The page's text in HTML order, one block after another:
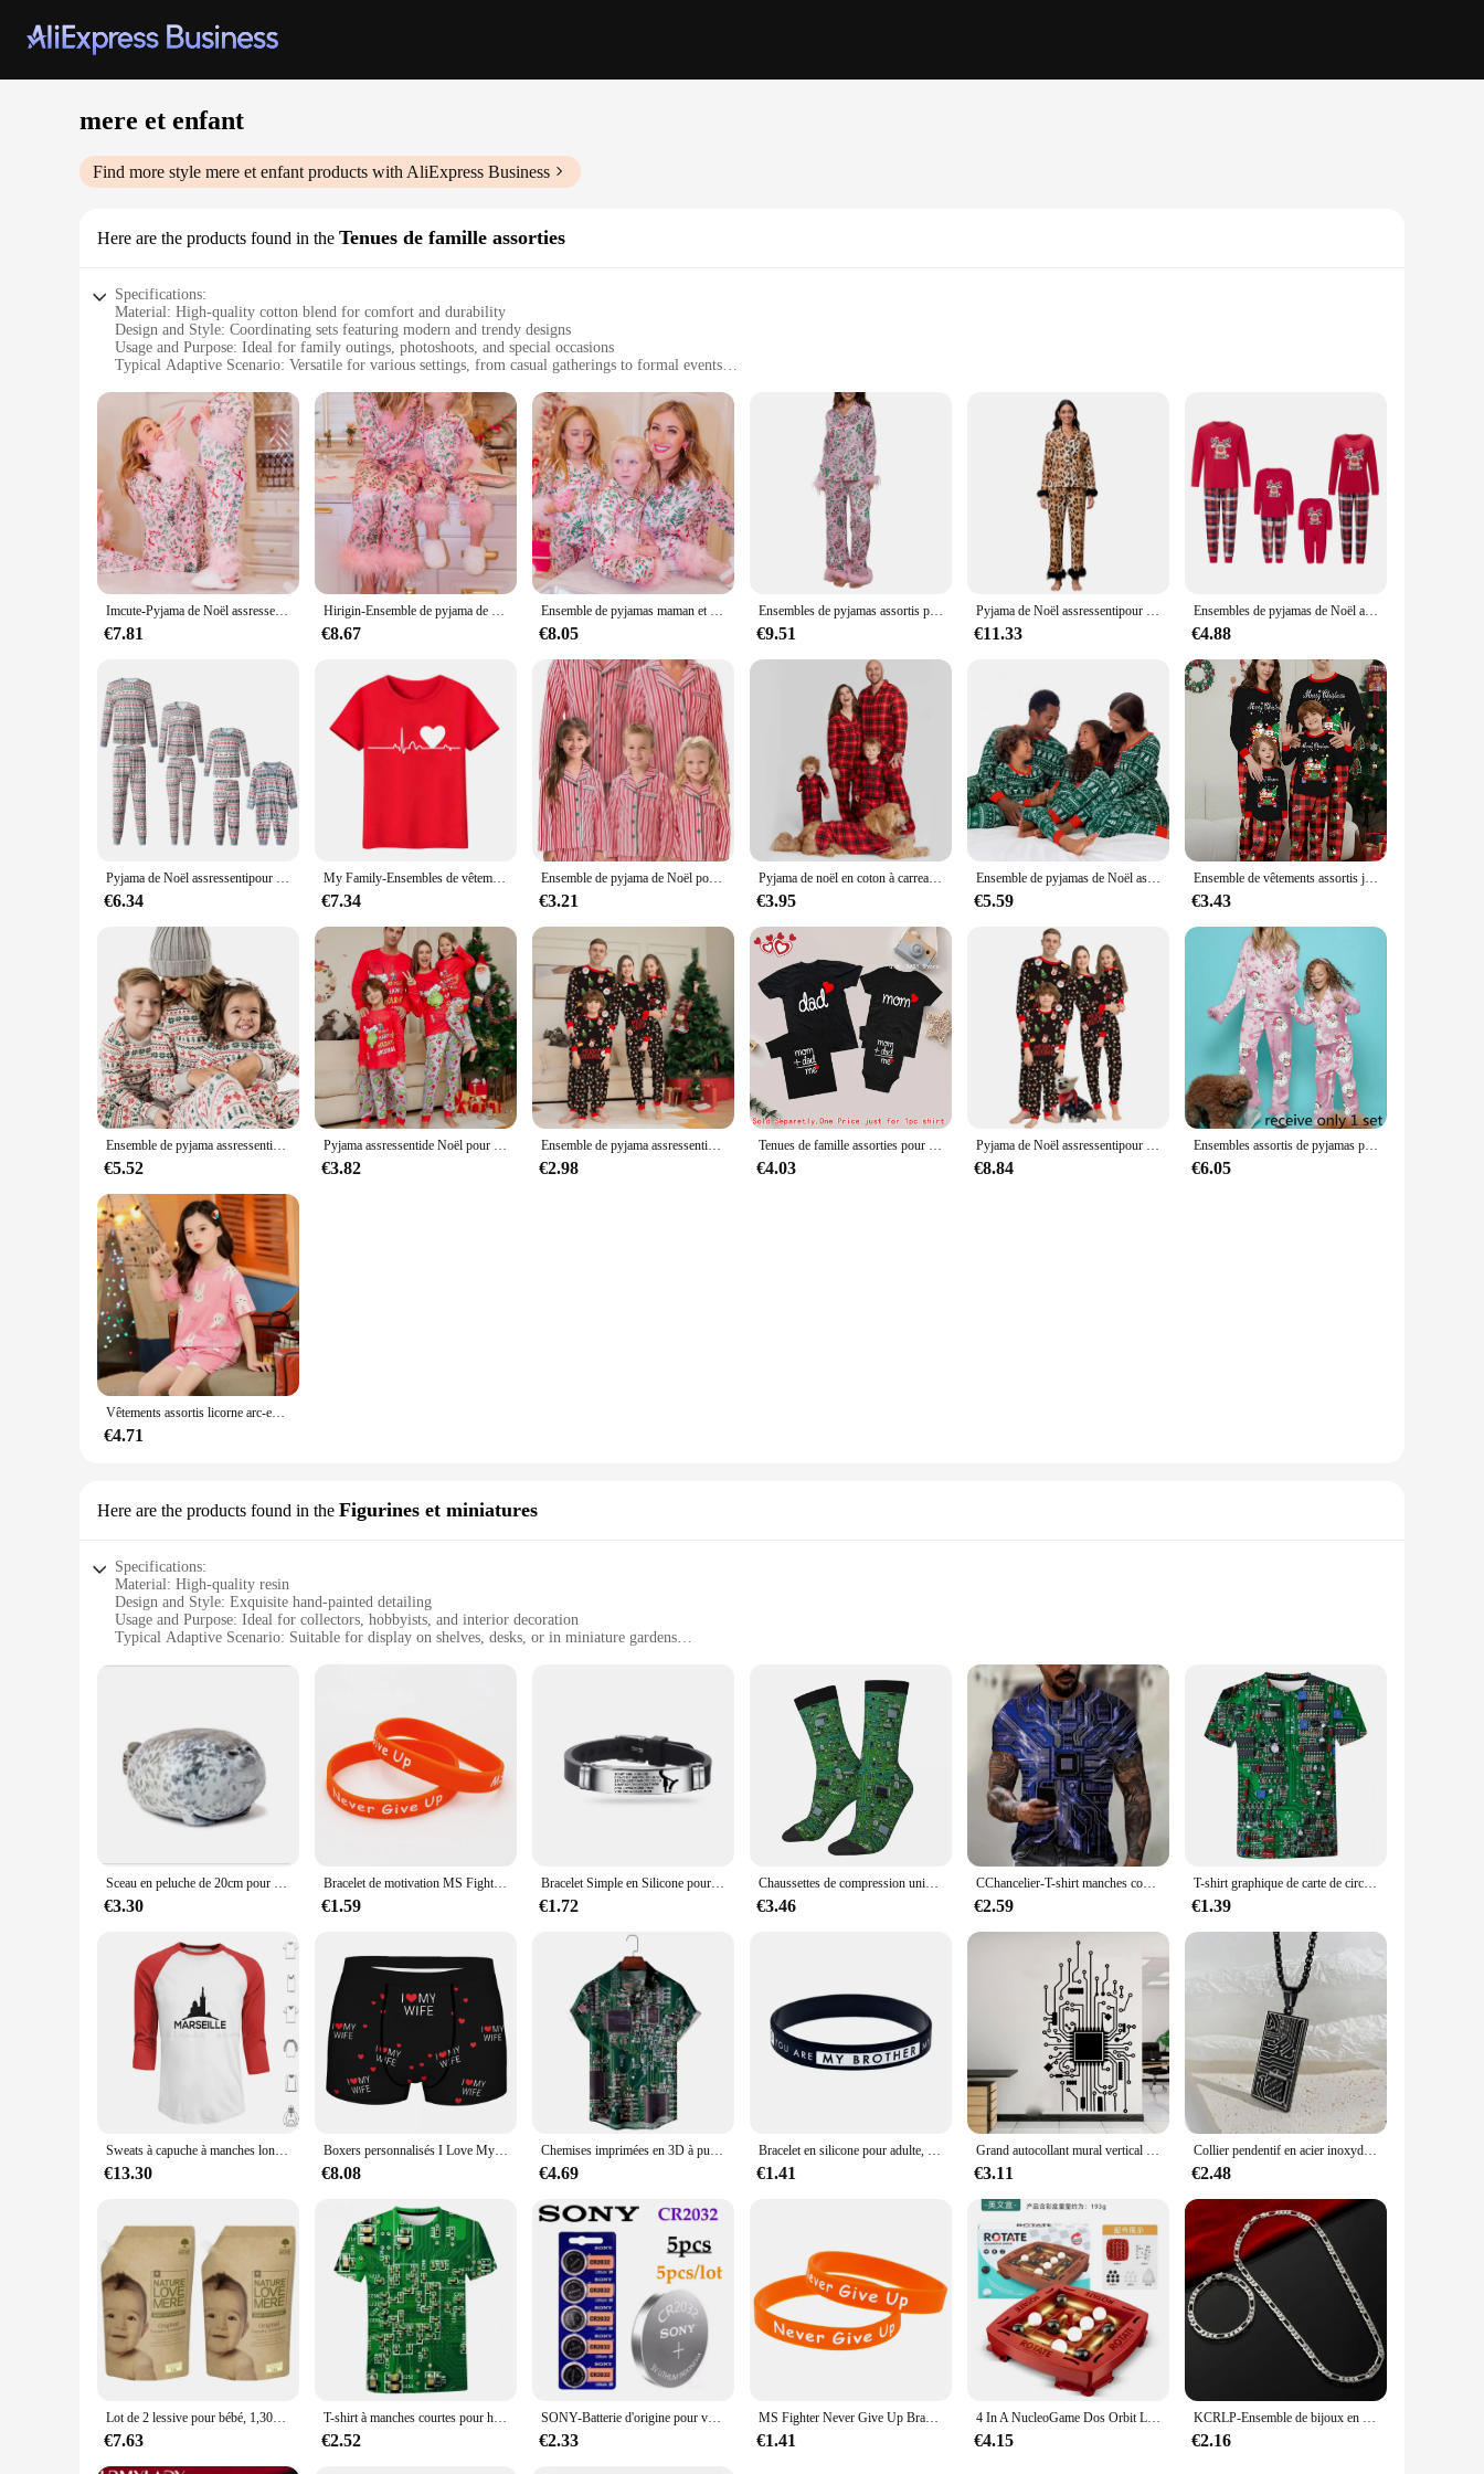
mere et enfant
Find more style mere et enfant products with AliExpress Business
Here are the products found in the Tenues de famille assorties
Specifications:
Material: High-quality cotton blend for comfort and durability
Design and Style: Coordinating sets featuring modern and trendy designs
Usage and Purpose: Ideal for family outings, photoshoots, and special occasions
Typical Adaptive Scenario: Versatile for various settings, from casual gatherings to formal events
Performance and Property: Easy-care fabric ensures lasting wear and easy maintenance
Features:
**Unmatched Comfort and Style**
The mere et enfant collection is a testament to the harmonious blend of comfort and style. Designed with the modern family in mind, these sets are crafted from a premium cotton blend that offers
both softness and durability. Whether you're dressing up for a family photo session or looking for coordinating outfits for a special event, these sets are perfect for creating lasting memories. The
modern designs are not only trendy but also versatile, ensuring that your family looks stylish and put-together in any setting.
**Versatility for Every Occasion**
The mere et enfant sets are designed to cater to a variety of occasions, from casual outings to more formal events. The coordinating styles ensure that parents and children can dress alike, creating a
sense of unity and togetherness. The ease of care for these garments means that they can be washed and worn again and again, making them a practical choice for busy families. The collection includes
a range of sizes, ensuring that everyone from the youngest to the oldest family member can find the perfect fit.
**A Seamless Shopping Experience**
offer competitive pricing and a wide selection to meet the diverse needs of your clientele. Whether you're a retailer looking to expand your family apparel offerings or a vendor seeking to provide
unique and fashionable options for your customers, the mere et enfant sets are an excellent choice. Embrace the joy of dressing your family in coordinated style with these wholesale sets, available for
sale now.
Imcute-Pyjama de Noël assressentimaman et moi, garniture en plumes, chemise et pantalon, ensembles de sommeil pour mère et fille, 2 pièces
€7.81
Hirigin-Ensemble de pyjama de Noël maman et moi, garniture en plumes, manches longues, boutonné, vêtements de nuit assortis pour mère et fille
€8.67
Ensemble de pyjamas maman et moi pour femmes, olympiques de détente 2 pièces pour filles, imprimé feuilles, ensemble de pantalons en Y, vêtements de nuit assortis pour la famille
€8.05
Ensembles de pyjamas assortis pour la famille de Noël, maman et moi, imprimé feuilles, garniture en plumes, manches longues, chemises à boutons, pantalons, olympiques de détente
€9.51
Pyjama de Noël assressentipour la famille, imprimé léopard, plaid, père Noël, garniture en plumes, chemises et pantalons, nouvel an, Noël, mère et enfants
€11.33
Ensembles de pyjamas de Noël assortis pour la famille, vêtements de nuit cerf mignons, tenues de look de famille, mère, fille, père, fils, bébé, adulte, enfants
€4.88
Pyjama de Noël assressentipour la famille, nouvel an, Noël, père, mère, enfants, ensemble de vêtements pour bébé, papa, colonne vertébrale et fille, tenue de pyjama pour fils, 2024
€6.34
My Family-Ensembles de vêtements d'été pour mère et fille, t-shirt à manches courtes, look de famille, maman, papa, bébé, enfants, mode
€7.34
Ensemble de pyjama de Noël pour la famille, imprimé rayé, mère, enfants, vêtements assortis, chemise à boutons, vêtements FJChildren, look de Noël
€3.21
Pyjama de noël en coton à carreaux pour la famille, vêtements assortis pour mère, père, bébé, enfants et chiens
€3.95
Ensemble de pyjamas de Noël assortis pour la famille, vêtements de détente pour enfants, pyjamas pour bébé, tenues pour mère, vêtements de nuit pour enfants, offre spéciale, hiver
€5.59
Ensemble de vêtements assortis joyeux Noël pour enfants, pyjama familial imprimé dessin animé, vêtements de détente doux mignons, tenues de look de Noël, pyjamas, mère, père
€3.43
Ensemble de pyjama assressentià imprimé wapiti pour la famille, vêtements de détente d'hiver, pyjamas pour enfants, look mère et fille, tenues de Noël, 2024
€5.52
Pyjama assressentide Noël pour la famille, pyjama imprimé dessin animé GRC, ensemble de vêtements pour adultes et enfants, combinaison bébé, vêtements pour chiens, tenue de Noël, 2024
€3.82
Ensemble de pyjama assressentipour la famille de Noël, pyjama imprimé cerf et père Noël, vêtements pour adultes et enfants, tenue de Noël, combinaison bébé, vêtements pour chiens, 2024
€2.98
Tenues de famille assorties pour papa, fille et fils, t-shirt pour papa et moi, vêtements pour enfants
€4.03
Pyjama de Noël assressentipour la famille, mère, enfants, bébé, ensemble de pyjamas, look, vêtements de nuit, mère, fille, père, fils, tenue, 2025
€8.84
Ensembles assortis de pyjamas pour mère et fille, manteaux Hasaki, manches longues, col à revers, pantalon à taille élastique, tenue de nuit d'automne, 2 pièces
€6.05
Vêtements assortis licorne arc-en-ciel pour mère et fille, pyjamas d'été pour famille, vêtements de nuit pour enfants, ensemble mère et fille
€4.71
Here are the products found in the Figurines et miniatures
Specifications:
Material: High-quality resin
Design and Style: Exquisite hand-painted detailing
Usage and Purpose: Ideal for collectors, hobbyists, and interior decoration
Typical Adaptive Scenario: Suitable for display on shelves, desks, or in miniature gardens
**Captivating Craftsmanship**
The mere et enfant Figurines et miniatures collection is a testament to the art of miniature design. Each piece is meticulously crafted from high-quality resin, ensuring durability and a long-lasting
appeal. The exquisite hand-painted detailing brings these figurines to life, making them not just collectibles but works of art. Whether you're a seasoned collector or looking to add a touch of whimsy
to your home decor, these figurines are designed to captivate and delight.
**Versatile Display Options**
The mere et enfant Figurines et miniatures are versatile in their display options. They can be showcased on shelves, desks, or even in miniature gardens, adding a charming touch to any setting. Their
intricate design and delicate size make them perfect for creating a fairy-tale atmosphere in any room. The sets come in various sizes, allowing you to choose the perfect arrangement for your space.
**A Treasure for Collectors and Hobbyists**
These figurines are not just decorative pieces; they are treasures for collectors and hobbyists alike. They are ideal for those who appreciate the intricate details and craftsmanship of miniature art. The
or to stock your store, these figurines are sure to delight.
Sceau en peluche de 20cm pour mère et fils, jouet à fermeture éclair pour garçons et filles, cadeaux de noël et d'Halloween, décoration de la maison, nouveauté 2024
€3.30
Bracelet de motivation MS Fighter, en Silicone, Orange, cadeaux, 1 pièce, offre spéciale, SH153
€1.59
Bracelet Simple en Silicone pour hommes, longueur réglable, pour le Courage de papa, maman et mon fils
€1.72
Chaussettes de compression unisexes vintage pour hommes, chaussettes d'équipage sans couture, motif informatique, circuit imprimé informatique, technologie Gamer Data IT, style de rue
€3.46
CChancelier-T-shirt manches courtes pour hommes, estival et à la mode, avec impression 3D et circuit imprimé, grande taille
€2.59
T-shirt graphique de carte de circuit imprimé 3D pour hommes et femmes, t-shirts créatifs, t-shirts de gym, t-shirts décontractés, puce électronique, été
€1.39
Sweats à capuche à manches longues Marseille, Bonne Mère, Notre Dame de la Garde, Papa, Marseille Om O M Vélol'enveloppe
€13.30
Boxers personnalisés I Love My Wife pour hommes, sous-vêtements personnalisés, petit ami, mari, slip avec visage, cadeau drôle, Saint Valentin
€8.08
Chemises imprimées en 3D à puce électronique pour hommes, vêtements vintage pour hommes, chemisiers à manches courtes avec bouton, personnalité masculine, Y-
€4.69
Bracelet en silicone pour adulte, taille adulte, You Are My Brother, You Are Not My Friend, 1 PC
€1.41
Grand autocollant mural vertical pour Geek, décalcomanie, carte de circuit imprimé, ordinateur de bureau, technologie ATLANCPU, IT Hacker, décor de bureau, A398
€3.11
Collier pendentif en acier inoxydable pour hommes et femmes, Rectangle, Cyberpunk, Circuit imprimé, Puce, Tendance Street Punk, Bijoux
€2.48
Lot de 2 lessive pour bébé, 1,300ml, thème nature, amour, usage quotidien, produit original
€7.63
T-shirt à manches courtes pour hommes, haut décontracté, col rond, confortable, motif de circuit imprimé, puce électronique, créatif, populaire, été
€2.52
SONY-Batterie d'origine pour voiture, télécommande, montre, carte mère, jouet, CR2032, CR2025, CR2016, CR 2032, CR 2025, CR 2016, 3V, 5 pièces
€2.33
MS Fighter Never Give Up Bracelet en silicone orange, bracelet de motivation, 1 PC
€1.41
4 In A NucleoGame Dos Orbit Logic Board Game, 2 First, Fast Strategy Track for Fun, Family Party, Parent-Child Toys, Gifts
€4.15
KCRLP-Ensemble de bijoux en argent regardé 925 pour hommes et femmes, bracelet et collier Noble, breloques pour dame, cadeaux de Noël, mariage, nouveau, 4mm
€2.16